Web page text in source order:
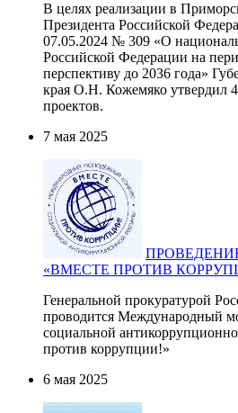
В целях реализации в
Президента Российской
07.05.2024 № 309 «О
Российской Федерации на
перспективу до 2036 года»
края О.Н. Кожемяко утвердил
проектов.
7 мая 2025
«ВМЕСТЕ ПРОТИВ
Генеральной прокуратурой
проводится Международный
социальной
против коррупции!»
6 мая 2025